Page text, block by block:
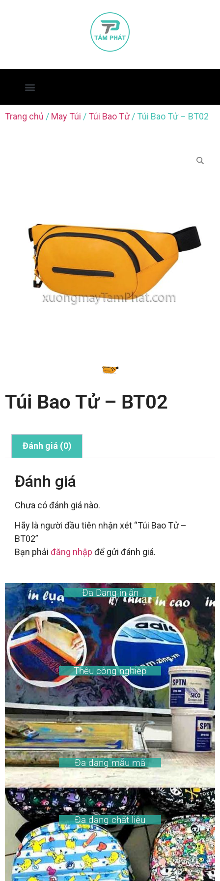
Trang chủ / May Túi / Túi Bao Tử/ Túi Bao Tử – BT02
Túi Bao Tử – BT02
Đánh giá (0)
Đánh giá
Chưa có đánh giá nào.
Hãy là người đầu tiên nhận xét “Túi Bao Tử –
BT02”
Bạn phải đăng nhập để gửi đánh giá.
Đa Dạng in ấn
Thêu công nghiệp
Đa dạng mẫu mã
Đa dạng chất liệu